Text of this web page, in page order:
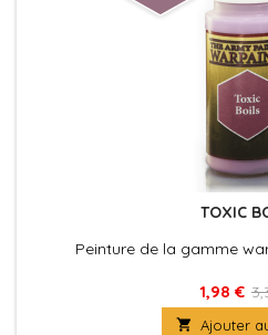
TOXIC
Peinture de la gamme
1,98 €
 Ajouter